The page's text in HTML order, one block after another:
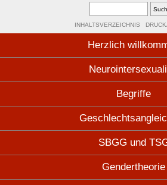
INHALTSVERZEICHNIS
Herzlich
Begriffe
SBGG und
Gendertheorie